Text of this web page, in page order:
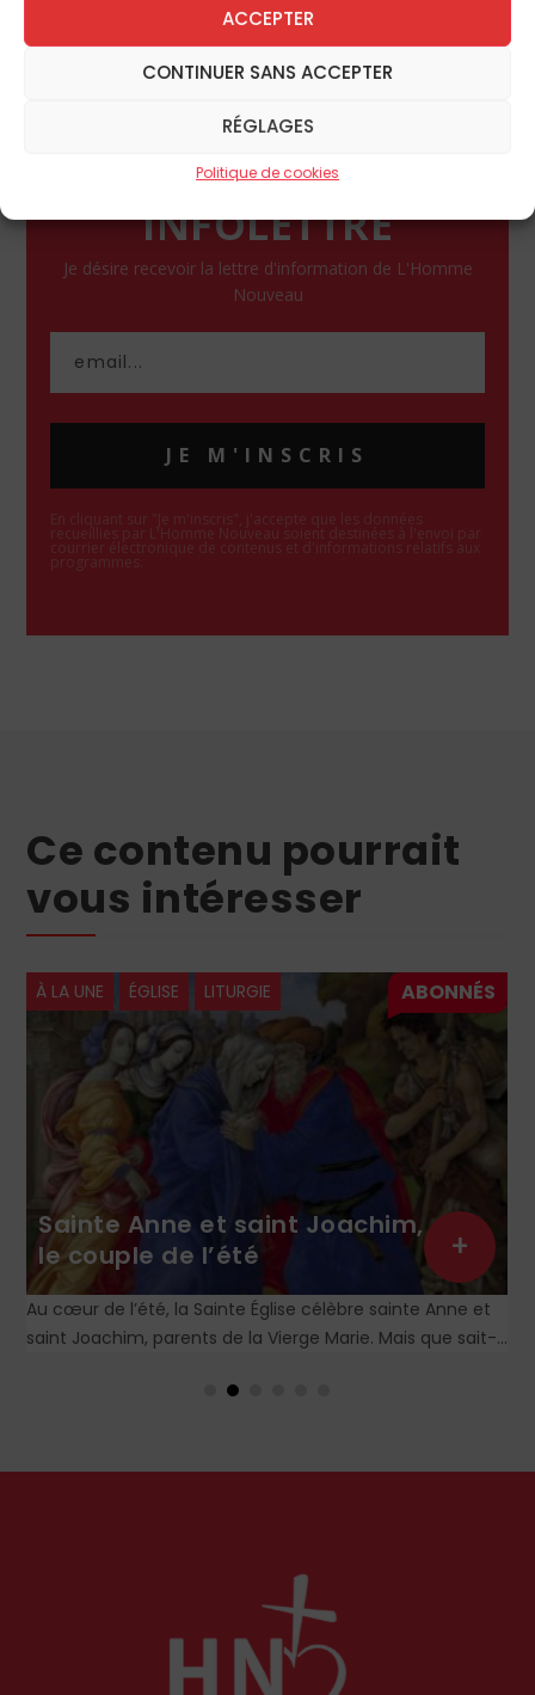
ACCEPTER
CONTINUER SANS ACCEPTER
RÉGLAGES
Politique de cookies
Maitena Urbistondoy
INFOLETTRE
Je désire recevoir la lettre d'information de L'Homme
Nouveau
JE M'INSCRIS
En cliquant sur "Je m'inscris", j'accepte que les données
recueillies par L'Homme Nouveau soient destinées à l'envoi par
courrier électronique de contenus et d'informations relatifs aux
programmes.
Ce contenu pourrait
vous intéresser
À LA UNE ÉGLISE LITURGIE
Sainte Anne et saint Joachim,
le couple de l’été
Au cœur de l’été, la Sainte Église célèbre sainte Anne et
saint Joachim, parents de la Vierge Marie. Mais que sait-
chrétien, aussi bien en Orient qu’en Occident, célèbre
+